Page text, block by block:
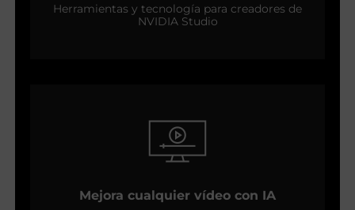
Herramientas y tecnología para creadores de
NVIDIA Studio
Mejora cualquier vídeo con IA